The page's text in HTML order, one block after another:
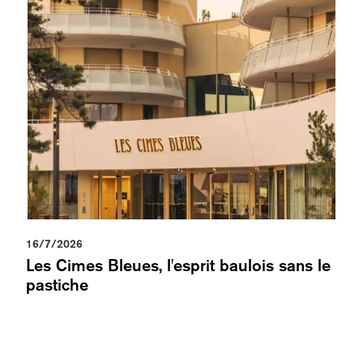
16/7/2026
Les Cimes Bleues, l'esprit baulois sans le
pastiche